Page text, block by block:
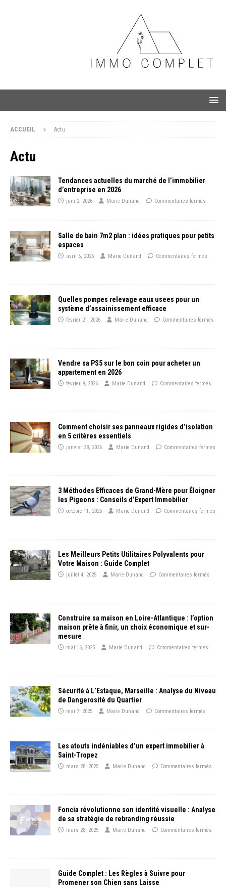
ACCUEIL Actu
Actu
Tendances actuelles du marché de l’immobilier
d’entreprise en 2026
juin 2, 2026 Marie Dunand Commentaires fermés
Salle de bain 7m2 plan : idées pratiques pour petits
espaces
avril 6, 2026 Marie Dunand Commentaires fermés
Quelles pompes relevage eaux usees pour un
système d’assainissement efficace
février 21, 2026 Marie Dunand Commentaires fermés
Vendre sa PS5 sur le bon coin pour acheter un
appartement en 2026
février 9, 2026 Marie Dunand Commentaires fermés
Comment choisir ses panneaux rigides d’isolation
en 5 critères essentiels
janvier 28, 2026 Marie Dunand Commentaires fermés
3 Méthodes Efficaces de Grand-Mère pour Éloigner
les Pigeons : Conseils d’Expert Immobilier
octobre 11, 2025 Marie Dunand Commentaires fermés
Les Meilleurs Petits Utilitaires Polyvalents pour
Votre Maison : Guide Complet
juillet 4, 2025 Marie Dunand Commentaires fermés
Construire sa maison en Loire-Atlantique : l’option
maison prête à finir, un choix économique et sur-
mesure
mai 16, 2025 Marie Dunand Commentaires fermés
Sécurité à L’Estaque, Marseille : Analyse du Niveau
de Dangerosité du Quartier
mai 7, 2025 Marie Dunand Commentaires fermés
Les atouts indéniables d’un expert immobilier à
Saint-Tropez
mars 28, 2025 Marie Dunand Commentaires fermés
Foncia révolutionne son identité visuelle : Analyse
de sa stratégie de rebranding réussie
mars 28, 2025 Marie Dunand Commentaires fermés
Guide Complet : Les Règles à Suivre pour
Promener son Chien sans Laisse